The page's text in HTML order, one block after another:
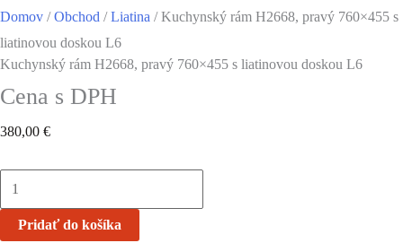
Domov /Obchod /Liatina / Kuchynský rám H2668, pravý 760×455 s
liatinovou doskou L6
Kuchynský rám H2668, pravý 760×455 s liatinovou doskou L6
Cena s DPH
380,00 €
množstvo
Kuchynský
rám
Pridať do košíka